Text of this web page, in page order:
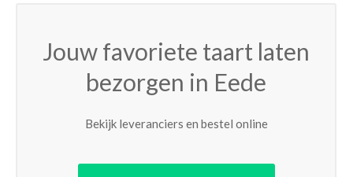
Jouw favoriete taart laten
bezorgen in Eede
Bekijk leveranciers en bestel online